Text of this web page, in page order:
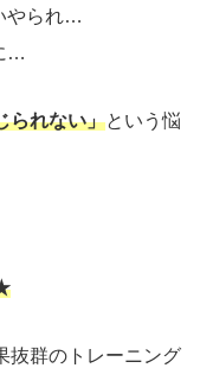
やられ…
…
られない」という悩
抜群のトレーニング